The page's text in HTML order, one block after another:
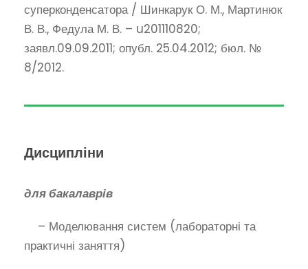
суперконденсатора / Шинкарук О. М., Мартинюк
В. В., Федула М. В. – u201110820;
заявл.09.09.2011; опубл. 25.04.2012; бюл. №
8/2012.
Дисципліни
для бакалаврів
– Моделювання систем (лабораторні та
практичні заняття)